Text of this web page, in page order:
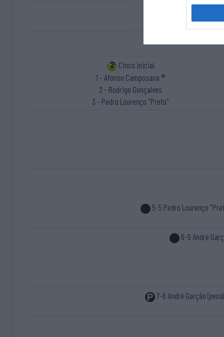
Cinco inicial
1 - Afonso Camposana ®
2 - Rodrigo Gonçalves
3 - Pedro Lourenço "Preto"
5-5 Pedro Lourenço
6-5 André
7-6 André Garção